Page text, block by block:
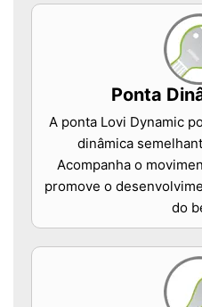
Ponta
A ponta Lovi Dynamic
dinâmica
Acompanha o
promove o
do